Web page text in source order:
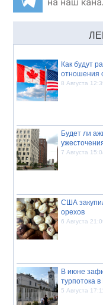
Как будут
отношения
8 Августа
Будет ли
7 Августа
США
орехов
6 Августа
В июне
турпотока в
5 Августа 17:11